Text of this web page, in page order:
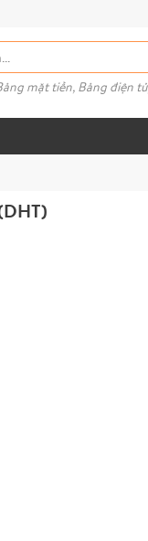
mặt tiền, Bảng điện